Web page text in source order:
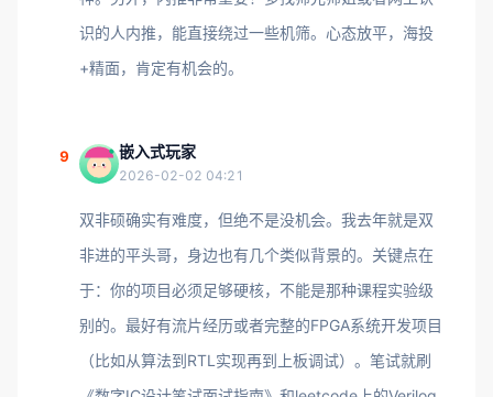
识的人内推，能直接绕过一些机筛。心态放平，海投
+精面，肯定有机会的。
9 嵌入式玩家
2026-02-02 04:21
双非硕确实有难度，但绝不是没机会。我去年就是双
非进的平头哥，身边也有几个类似背景的。关键点在
于：你的项目必须足够硬核，不能是那种课程实验级
别的。最好有流片经历或者完整的FPGA系统开发项目
（比如从算法到RTL实现再到上板调试）。笔试就刷